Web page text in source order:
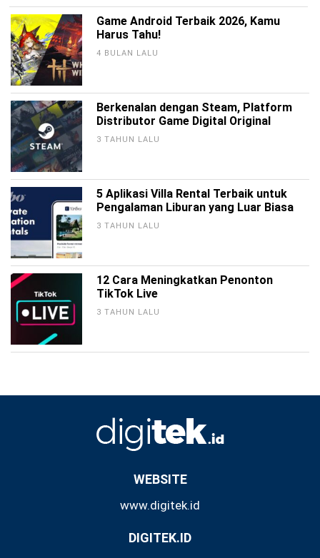
Game Android Terbaik 2026, Kamu
Harus Tahu!
4 BULAN LALU
Berkenalan dengan Steam, Platform
Distributor Game Digital Original
3 TAHUN LALU
5 Aplikasi Villa Rental Terbaik untuk
Pengalaman Liburan yang Luar Biasa
3 TAHUN LALU
12 Cara Meningkatkan Penonton
TikTok Live
3 TAHUN LALU
WEBSITE
www.digitek.id
DIGITEK.ID